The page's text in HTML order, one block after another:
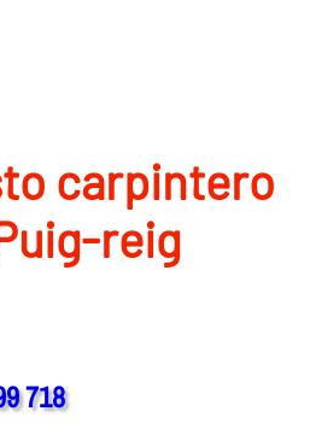
carpintero
reig
718